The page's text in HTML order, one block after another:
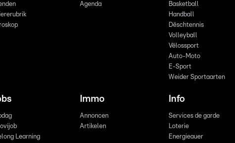
Agenda
Basketball
Handball
Dëschtennis
Volleyball
Vëlossport
Auto-Moto
E-Sport
Weider Sportaarten
Learning
Immo
Annoncen
Artikelen
Info
Services de garde
Loterie
Energieauer